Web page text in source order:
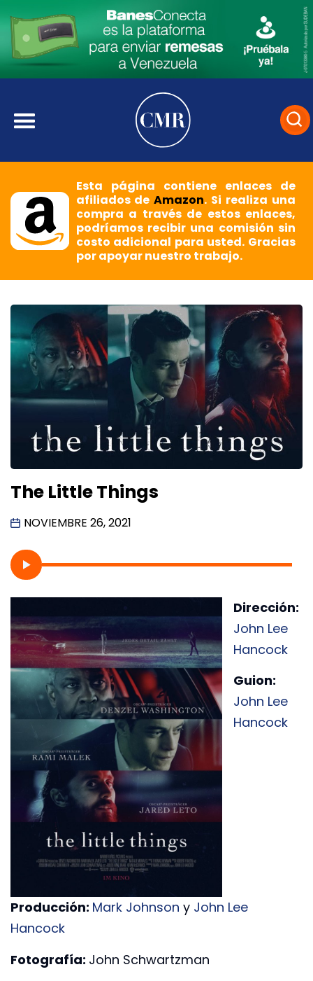
Esta página contiene enlaces de
afiliados deAmazon. Si realiza una
compra a través de estos enlaces,
podríamos recibir una comisión sin
costo adicional para usted. Gracias
por apoyar nuestro trabajo.
The Little Things
NOVIEMBRE 26, 2021
Dirección:
John Lee
Hancock
Guion:
John Lee
Hancock
Producción: Mark Johnson y John Lee
Hancock
Fotografía: John Schwartzman